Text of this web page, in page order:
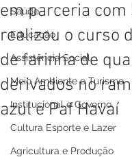
Saúde
Educação
Assistência Social
Meio Ambiente e Turismo
Institucional e Governo
Cultura Esporte e Lazer
Agricultura e Produção
em parceria com
realizou o curso
de farinha de
derivados no
azul e Paf Havaí